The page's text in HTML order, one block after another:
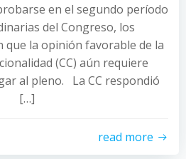
en el segundo período
del Congreso, los
que la opinión favorable de la
(CC) aún requiere
al pleno. La CC respondió
[…]
read more